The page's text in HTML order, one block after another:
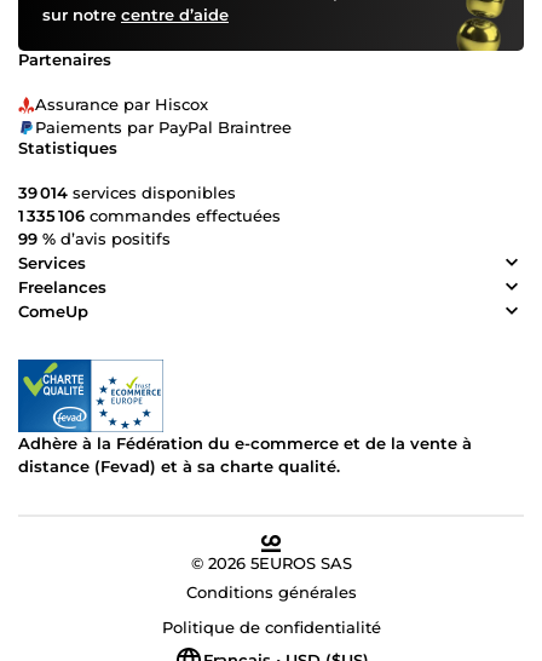
sur notre centre d’aide
Partenaires
Assurance par Hiscox
Paiements par PayPal Braintree
Statistiques
39 014 services disponibles
1 335 106 commandes effectuées
99 % d’avis positifs
Services
Freelances
ComeUp
Adhère à la Fédération du e-commerce et de la vente à
distance (Fevad) et à sa charte qualité.
© 2026 5EUROS SAS
Conditions générales
Politique de confidentialité